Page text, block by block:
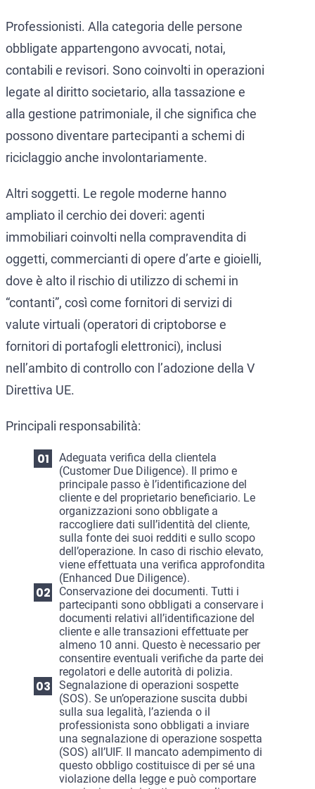
Professionisti. Alla categoria delle persone
obbligate appartengono avvocati, notai,
contabili e revisori. Sono coinvolti in operazioni
legate al diritto societario, alla tassazione e
alla gestione patrimoniale, il che significa che
possono diventare partecipanti a schemi di
riciclaggio anche involontariamente.
Altri soggetti. Le regole moderne hanno
ampliato il cerchio dei doveri: agenti
immobiliari coinvolti nella compravendita di
oggetti, commercianti di opere d’arte e gioielli,
dove è alto il rischio di utilizzo di schemi in
“contanti”, così come fornitori di servizi di
valute virtuali (operatori di criptoborse e
fornitori di portafogli elettronici), inclusi
nell’ambito di controllo con l’adozione della V
Direttiva UE.
Principali responsabilità:
Adeguata verifica della clientela
(Customer Due Diligence). Il primo e
principale passo è l’identificazione del
cliente e del proprietario beneficiario. Le
organizzazioni sono obbligate a
raccogliere dati sull’identità del cliente,
sulla fonte dei suoi redditi e sullo scopo
dell’operazione. In caso di rischio elevato,
viene effettuata una verifica approfondita
(Enhanced Due Diligence).
Conservazione dei documenti. Tutti i
partecipanti sono obbligati a conservare i
documenti relativi all’identificazione del
cliente e alle transazioni effettuate per
almeno 10 anni. Questo è necessario per
consentire eventuali verifiche da parte dei
regolatori e delle autorità di polizia.
Segnalazione di operazioni sospette
(SOS). Se un’operazione suscita dubbi
sulla sua legalità, l’azienda o il
professionista sono obbligati a inviare
una segnalazione di operazione sospetta
(SOS) all’UIF. Il mancato adempimento di
questo obbligo costituisce di per sé una
violazione della legge e può comportare